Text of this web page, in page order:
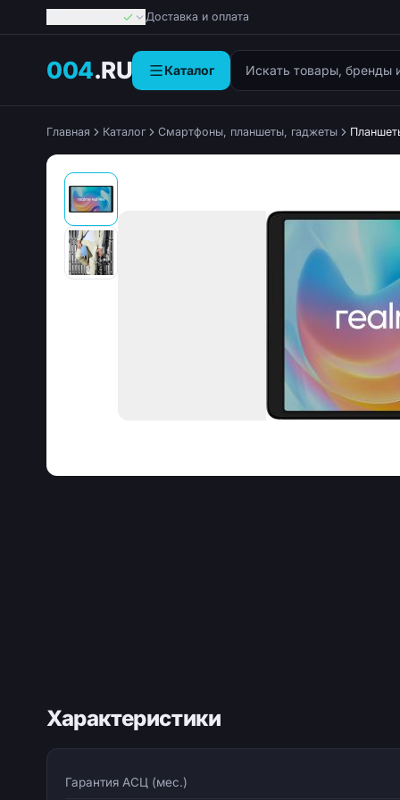
Доставка и оплата
004.RU Каталог
Поиск товаров
Главная Каталог Смартфоны, планшеты, гаджеты
Характеристики
Гарантия АСЦ (мес.)